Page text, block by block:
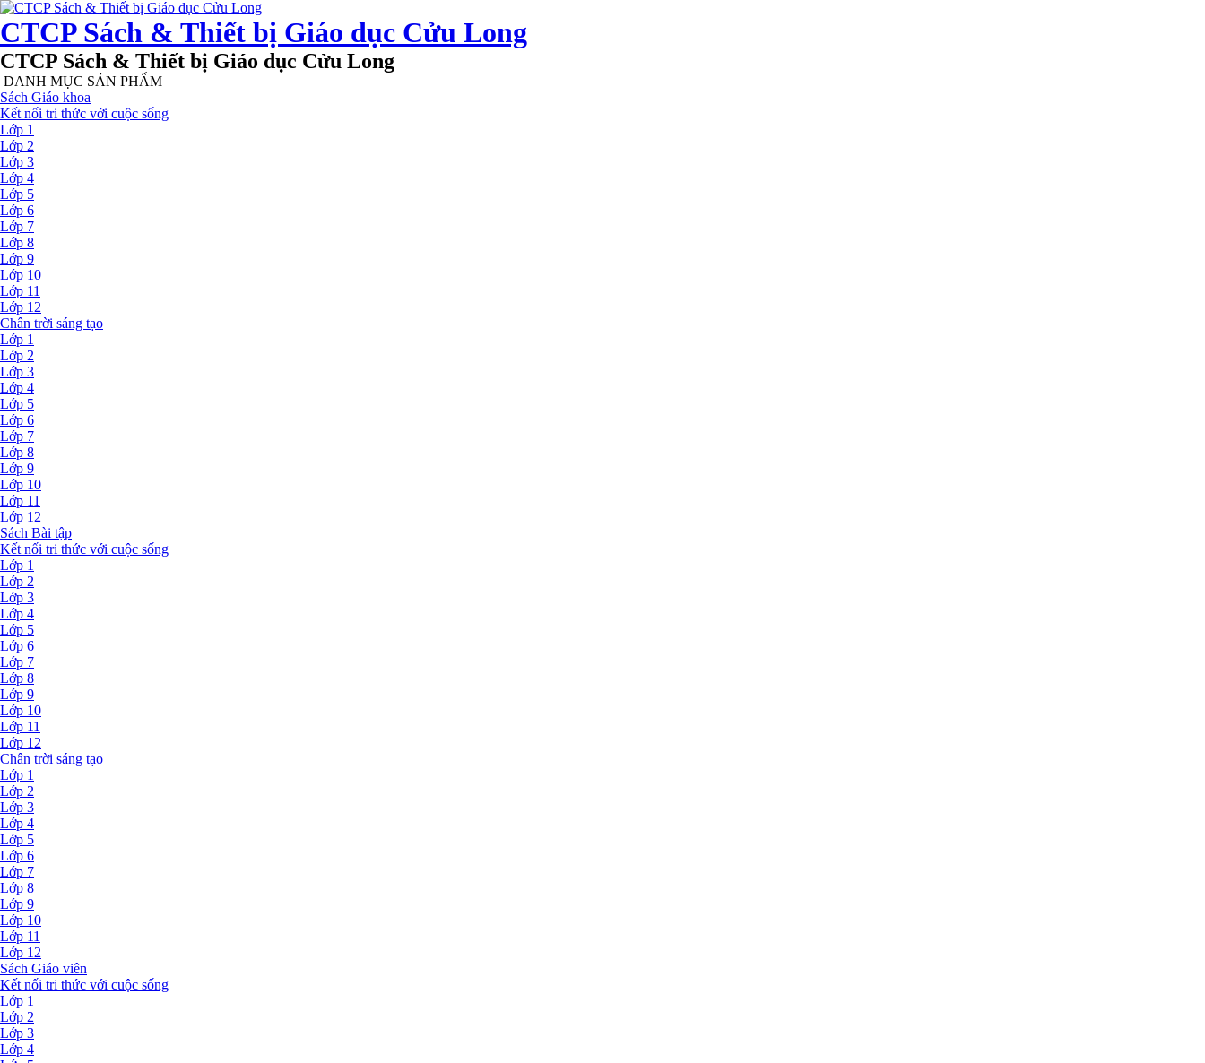
CTCP Sách & Thiết bị Giáo dục Cửu Long
CTCP Sách & Thiết bị Giáo dục Cửu Long
DANH MỤC SẢN PHẨM
Sách Giáo khoa
Kết nối tri thức với cuộc sống
Lớp 1
Lớp 2
Lớp 3
Lớp 4
Lớp 5
Lớp 6
Lớp 7
Lớp 8
Lớp 9
Lớp 10
Lớp 11
Lớp 12
Chân trời sáng tạo
Lớp 1
Lớp 2
Lớp 3
Lớp 4
Lớp 5
Lớp 6
Lớp 7
Lớp 8
Lớp 9
Lớp 10
Lớp 11
Lớp 12
Sách Bài tập
Kết nối tri thức với cuộc sống
Lớp 1
Lớp 2
Lớp 3
Lớp 4
Lớp 5
Lớp 6
Lớp 7
Lớp 8
Lớp 9
Lớp 10
Lớp 11
Lớp 12
Chân trời sáng tạo
Lớp 1
Lớp 2
Lớp 3
Lớp 4
Lớp 5
Lớp 6
Lớp 7
Lớp 8
Lớp 9
Lớp 10
Lớp 11
Lớp 12
Sách Giáo viên
Kết nối tri thức với cuộc sống
Lớp 1
Lớp 2
Lớp 3
Lớp 4